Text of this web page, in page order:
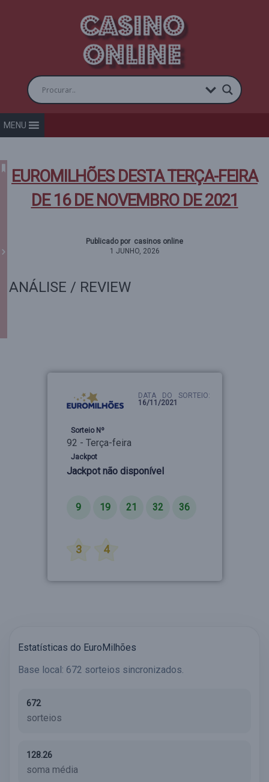
MENU
EUROMILHÕES DESTA TERÇA-FEIRA
DE 16 DE NOVEMBRO DE 2021
Publicado por casinos online
1 JUNHO, 2026
ANÁLISE / REVIEW
DATA DO SORTEIO:
16/11/2021
Sorteio Nº
92 - Terça-feira
Jackpot
Jackpot não disponível
9 19 21 32 36
3 4
Estatísticas do EuroMilhões
Base local: 672 sorteios sincronizados.
672
sorteios
128.26
soma média